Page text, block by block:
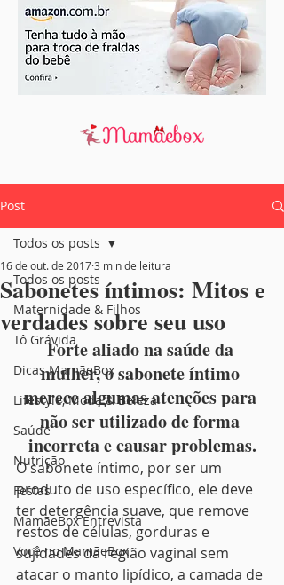
Post
Todos os posts
Maternidade & Filhos
Tô Grávida
Dicas MamãeBox
Lifestyle, Moda & Beleza
Saúde
Nutrição
Festas
MamãeBox Entrevista
Você no MamãeBox
Todos os posts
Sabonetes íntimos: Mitos e
verdades sobre seu uso
16 de out. de 20173 min de leitura
Forte aliado na saúde da
mulher, o sabonete íntimo
merece algumas atenções para
não ser utilizado de forma
incorreta e causar problemas.
O sabonete íntimo, por ser um
produto de uso específico, ele deve
ter detergência suave, que remove
restos de células, gorduras e
sujidades da região vaginal sem
atacar o manto lipídico, a camada de